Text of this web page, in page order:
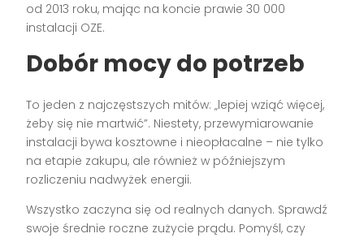
od 2013 roku, mając na koncie prawie 30 000
instalacji OZE.
Dobór mocy do potrzeb
To jeden z najczęstszych mitów: „lepiej wziąć więcej,
żeby się nie martwić”. Niestety, przewymiarowanie
instalacji bywa kosztowne i nieopłacalne – nie tylko
na etapie zakupu, ale również w późniejszym
rozliczeniu nadwyżek energii.
Wszystko zaczyna się od realnych danych. Sprawdź
swoje średnie roczne zużycie prądu. Pomyśl, czy